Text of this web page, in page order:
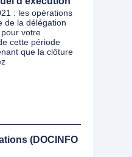
: les opérations
de la délégation
votre
cette période
que la clôture
(DOCINFO